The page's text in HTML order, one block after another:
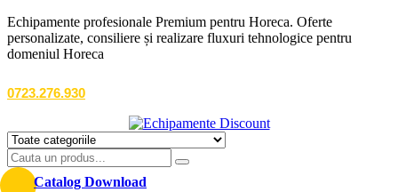
Echipamente profesionale Premium pentru Horeca. Oferte
personalizate, consiliere și realizare fluxuri tehnologice pentru
domeniul Horeca
0723.276.930
Catalog Download